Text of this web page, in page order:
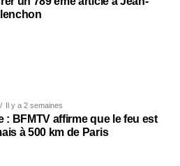
Il y a 2 semaines
: BFMTV affirme que le feu est
à 500 km de Paris